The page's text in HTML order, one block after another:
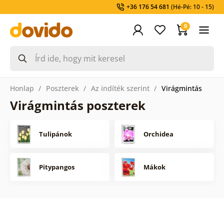
+36 176 54 681 (Hé-Pé: 10 - 15)
0
Honlap Poszterek Az indíték szerint Virágmintás
Virágmintás poszterek
Tulipánok Orchidea
Pitypangos Mákok